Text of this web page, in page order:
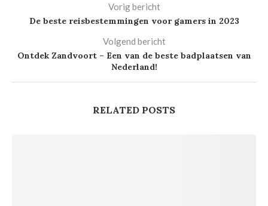
Vorig bericht
De beste reisbestemmingen voor gamers in 2023
Volgend bericht
Ontdek Zandvoort – Een van de beste badplaatsen van
Nederland!
RELATED POSTS